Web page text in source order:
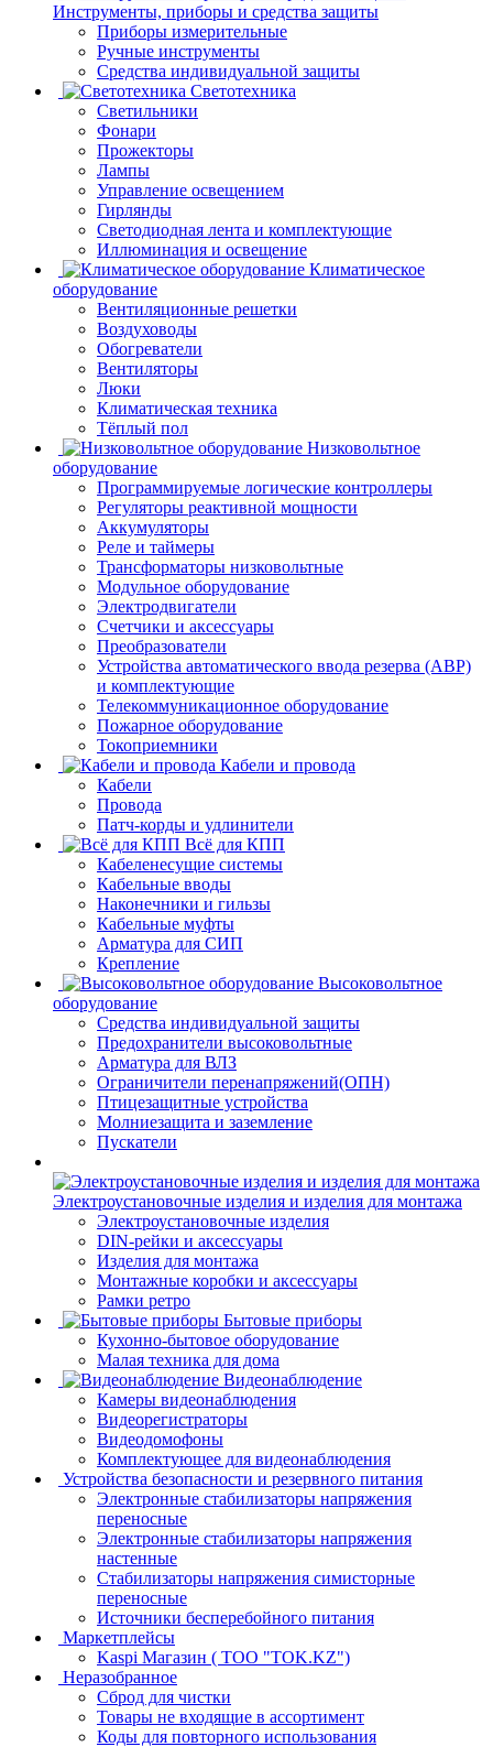
Инструменты, приборы и средства защиты
Приборы измерительные
Ручные инструменты
Средства индивидуальной защиты
Светотехника
Светильники
Фонари
Прожекторы
Лампы
Управление освещением
Гирлянды
Светодиодная лента и комплектующие
Иллюминация и освещение
Климатическое
оборудование
Вентиляционные решетки
Воздуховоды
Обогреватели
Вентиляторы
Люки
Климатическая техника
Тёплый пол
Низковольтное
оборудование
Программируемые логические контроллеры
Регуляторы реактивной мощности
Аккумуляторы
Реле и таймеры
Трансформаторы низковольтные
Модульное оборудование
Электродвигатели
Счетчики и аксессуары
Преобразователи
Устройства автоматического ввода резерва (АВР)
и комплектующие
Телекоммуникационное оборудование
Пожарное оборудование
Токоприемники
Кабели и провода
Кабели
Провода
Патч-корды и удлинители
Всё для КПП
Кабеленесущие системы
Кабельные вводы
Наконечники и гильзы
Кабельные муфты
Арматура для СИП
Крепление
Высоковольтное
оборудование
Средства индивидуальной защиты
Предохранители высоковольтные
Арматура для ВЛЗ
Ограничители перенапряжений(ОПН)
Птицезащитные устройства
Молниезащита и заземление
Пускатели
Электроустановочные изделия и изделия для монтажа
Электроустановочные изделия
DIN-рейки и аксессуары
Изделия для монтажа
Монтажные коробки и аксессуары
Рамки ретро
Бытовые приборы
Кухонно-бытовое оборудование
Малая техника для дома
Видеонаблюдение
Камеры видеонаблюдения
Видеорегистраторы
Видеодомофоны
Комплектующее для видеонаблюдения
Устройства безопасности и резервного питания
Электронные стабилизаторы напряжения
переносные
Электронные стабилизаторы напряжения
настенные
Стабилизаторы напряжения симисторные
переносные
Источники бесперебойного питания
Маркетплейсы
Kaspi Магазин ( ТОО "TOK.KZ")
Неразобранное
Сброд для чистки
Товары не входящие в ассортимент
Коды для повторного использования